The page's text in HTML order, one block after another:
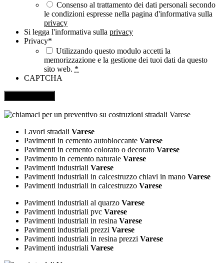
Consenso al trattamento dei dati personali secondo
le condizioni espresse nella pagina d'informativa sulla
privacy
Si legga l'informativa sulla privacy
Privacy*
Utilizzando questo modulo accetti la
memorizzazione e la gestione dei tuoi dati da questo
sito web. *
CAPTCHA
Lavori stradali Varese
Pavimenti in cemento autobloccante Varese
Pavimenti in cemento colorato o decorato Varese
Pavimento in cemento naturale Varese
Pavimenti industriali Varese
Pavimenti industriali in calcestruzzo chiavi in mano Varese
Pavimenti industriali in calcestruzzo Varese
Pavimenti industriali al quarzo Varese
Pavimenti industriali pvc Varese
Pavimenti industriali in resina Varese
Pavimenti industriali prezzi Varese
Pavimenti industriali in resina prezzi Varese
Pavimenti industriali Varese